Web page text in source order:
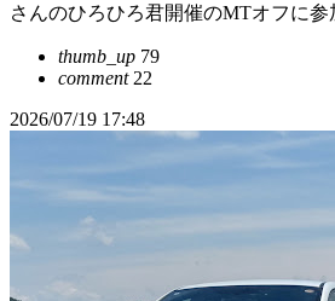
さんのひろひろ君開催のMTオフに参
thumb_up 79
comment22
2026/07/19 17:48